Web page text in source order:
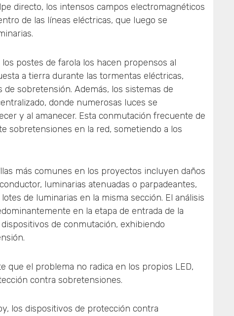
directo, los intensos campos electromagnéticos
de las líneas eléctricas, que luego se
postes de farola los hacen propensos al
a tierra durante las tormentas eléctricas,
sobretensión. Además, los sistemas de
donde numerosas luces se
y al amanecer. Esta conmutación frecuente de
sobretensiones en la red, sometiendo a los
más comunes en los proyectos incluyen daños
luminarias atenuadas o parpadeantes,
de luminarias en la misma sección. El análisis
en la etapa de entrada de la
de conmutación, exhibiendo
que el problema no radica en los propios LED,
contra sobretensiones.
los dispositivos de protección contra